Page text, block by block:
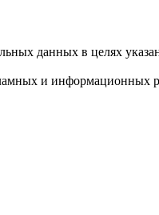
данных в целях
и информационных